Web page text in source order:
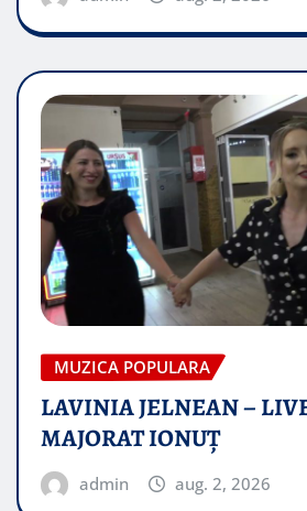
MUZICA POPULARA
LAVINIA JELNEAN –
MAJORAT IONUŢ
admin aug. 2, 2026